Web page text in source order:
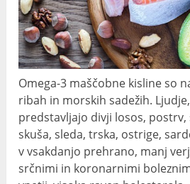
Omega-3 maščobne kisline so
ribah in morskih sadežih.
predstavljajo divji losos, postrv,
skuša, sleda, trska, ostrige,
v vsakdanjo prehrano, manj
srčnimi in koronarnimi